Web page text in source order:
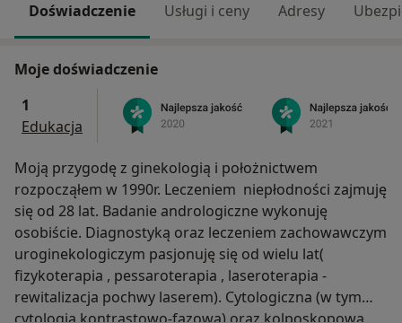
Doświadczenie Usługi i ceny Adresy
Moje doświadczenie
1
Edukacja
Moją przygodę z ginekologią i położnictwem
rozpocząłem w 1990r. Leczeniem niepłodności zajmuję
się od 28 lat. Badanie andrologiczne wykonuję
osobiście. Diagnostyką oraz leczeniem zachowawczym
uroginekologiczym pasjonuję się od wielu lat(
fizykoterapia , pessaroterapia , laseroterapia -
rewitalizacja pochwy laserem). Cytologiczna (w tym
cytologia kontrastowo-fazowa) oraz kolposkopowa